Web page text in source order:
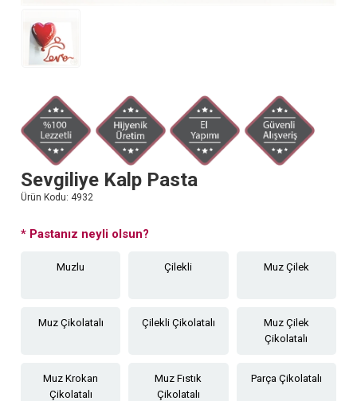
Sevgiliye Kalp Pasta
Ürün Kodu: 4932
* Pastanız neyli olsun?
Muzlu Çilekli Muz Çilek
Muz Çikolatalı Çilekli Çikolatalı
Muz Çilek
Çikolatalı
Muz Krokan
Çikolatalı
Muz Fıstık
Çikolatalı
Parça Çikolatalı